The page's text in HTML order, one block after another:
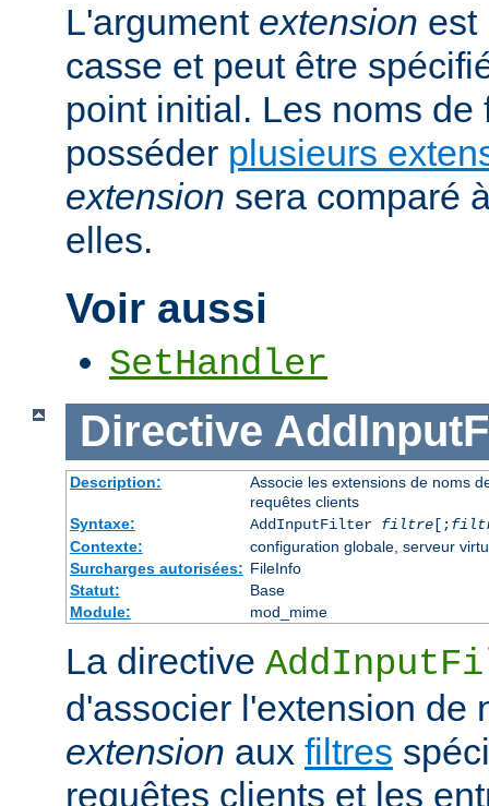
L'argument extension est
casse et peut être
point initial. Les noms de
posséder plusieurs
extension sera comparé
elles.
Voir aussi
SetHandler
Directive
Description:
Associe les extensions de noms
requêtes clients
Syntaxe:
AddInputFilter filtre[;
Contexte:
configuration globale, serveur
Surcharges autorisées: FileInfo
Statut:
Base
Module:
mod_mime
La directive
d'associer l'extension de
extension aux filtres
requêtes clients et les